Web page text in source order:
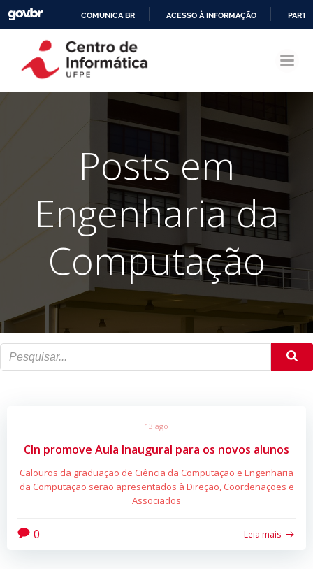
CONTEÚDO
COMUNICA BR ACESSO À INFORMAÇÃO
Posts em
Engenharia da
Computação
13 ago
CIn promove Aula Inaugural para os novos alunos
Calouros da graduação de Ciência da Computação e Engenharia
da Computação serão apresentados à Direção, Coordenações e
Associados
0 Leia mais